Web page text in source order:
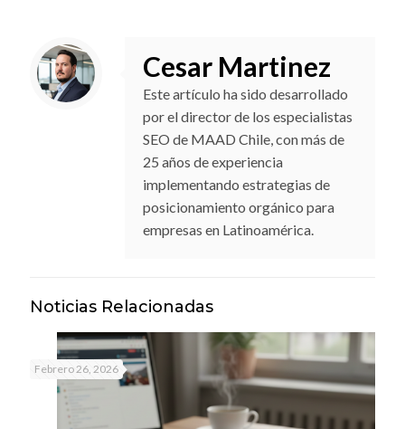
Cesar Martinez
Este artículo ha sido desarrollado
por el director de los especialistas
SEO de MAAD Chile, con más de
25 años de experiencia
implementando estrategias de
posicionamiento orgánico para
empresas en Latinoamérica.
Noticias Relacionadas
Febrero 26, 2026